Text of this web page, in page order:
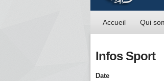
Accueil Qui
Infos Sport
Date